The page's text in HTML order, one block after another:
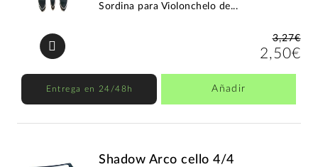
Sordina para Violonchelo de...
3,27€
2,50€
Entrega en 24/48h Añadir
Shadow Arco cello 4/4